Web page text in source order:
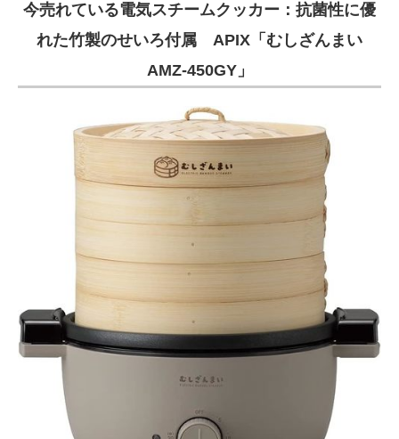
今売れている電気スチームクッカー：抗菌性に優
れた竹製のせいろ付属 APIX「むしざんまい
AMZ-450GY」